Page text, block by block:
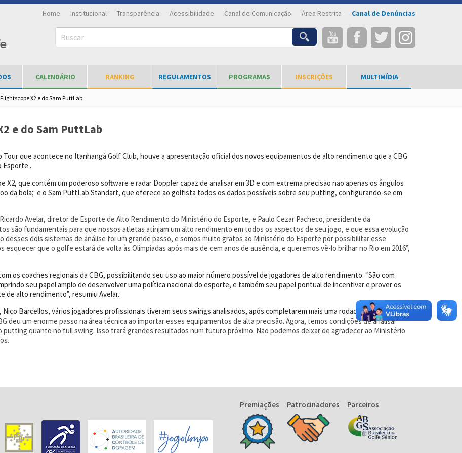
Home Institucional Transparência Acessibilidade Canal de Comunicação Área Restrita Canal de Denúncias
Buscar
CALENDÁRIO RANKING REGULAMENTOS PROGRAMAS INSCRIÇÕES MULTIMÍDIA
X2 e do Sam PuttLab
e do Sam PuttLab
que acontece no Itanhangá Golf Club, houve a apresentação oficial dos novos equipamentos de alto rendimento que a CBG
Esporte .
que contém um poderoso software e radar Doppler capaz de analisar em 3D e com extrema precisão não apenas os ângulos
da bola; e o Sam PuttLab Standart, que oferece ao golfista todos os dados possíveis sobre seu putting, configurando-se em
Ricardo Avelar, diretor de Esporte de Alto Rendimento do Ministério do Esporte, e Paulo Cezar Pacheco, presidente da
são fundamentais para que nossos atletas atinjam um alto rendimento em todos os aspectos de seu jogo, e que essa evolução
dois sistemas de análise foi um grande passo, e somos muito gratos ao Ministério do Esporte por possibilitar esse
que o golfe estará de volta às Olímpiadas após mais de cem anos de ausência, e queremos vê-lo brilhar no Rio em 2016”,
os coaches regionais da CBG, possibilitando seu uso ao maior número possível de jogadores de alto rendimento. “São com
seu papel amplo de desenvolver uma política nacional do esporte, e também seu papel pontual de incentivar e prover os
alto rendimento”, resumiu Avelar.
Barcellos, vários jogadores profissionais tiveram seus swings analisados, após completarem mais uma rodada de jogo da
deu um enorme passo na área técnica ao importar esses equipamentos de alta precisão. Agora, temos condições de analisar
quanto no full swing. Isso trará grandes resultados num futuro próximo. Não podemos deixar de agradecer ao Ministério
Parceiros
Patrocinadores
Premiações